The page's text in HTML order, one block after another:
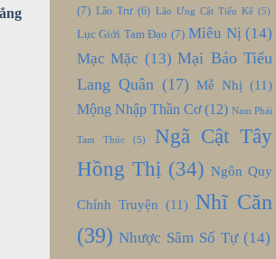
(7) Lão Trư(6) Lão Ưng Cật Tiểu Kê(5)
Lục Giới Tam Đạo (7) Miêu Nị (14)
Mạc Mặc (13) Mại Báo Tiểu
Lang Quân(17) Mễ Nhị (11)
Mộng Nhập Thần Cơ(12) Nam Phái
Tam Thúc(5)
Ngã Cật Tây
Hồng Thị(34) Ngôn Quy
Chính Truyện (11) Nhĩ Căn
(39) Nhược Sâm Số Tự(14)